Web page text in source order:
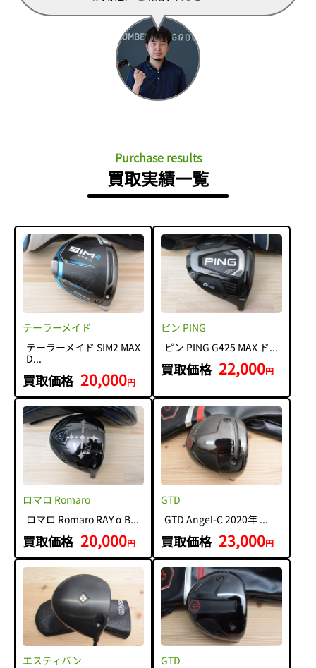
Purchase results
買取実績一覧
テーラーメイド
テーラーメイド SIM2 MAX
D...
買取価格 20,000円
ピン PING
ピン PING G425 MAX ド...
買取価格 22,000円
ロマロ Romaro
ロマロ Romaro RAY α B...
買取価格 20,000円
GTD
GTD Angel-C 2020年 ...
買取価格 23,000円
エスティバン
GTD